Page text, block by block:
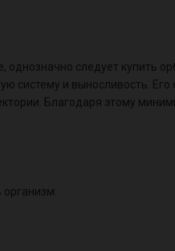
следует купить
систему и выносливость.
Благодаря этому